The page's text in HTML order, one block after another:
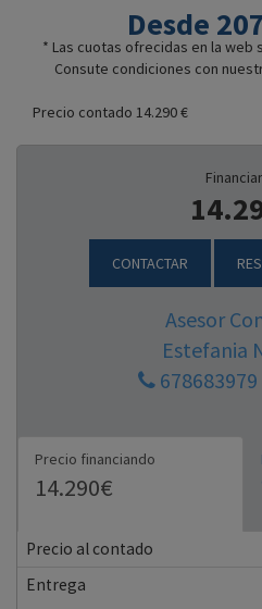
Desde
* Las cuotas ofrecidas en la
Consute condiciones con
Precio contado 14.290 €
CONTACTAR
Asesor
Estefania
678683979
Precio financiando
14.290€
Precio al contado
Entrega